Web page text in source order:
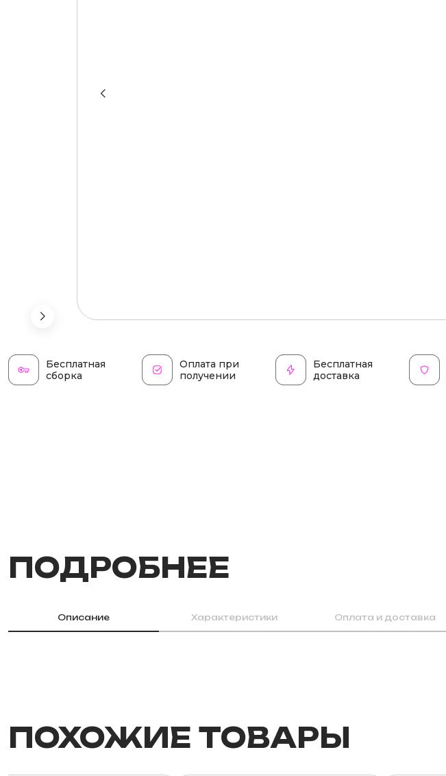
Бесплатная
сборка
Оплата при
получении
Бесплатная
доставка
ПОДРОБНЕЕ
Описание Характеристики Оплата и доставка
ПОХОЖИЕ ТОВАРЫ